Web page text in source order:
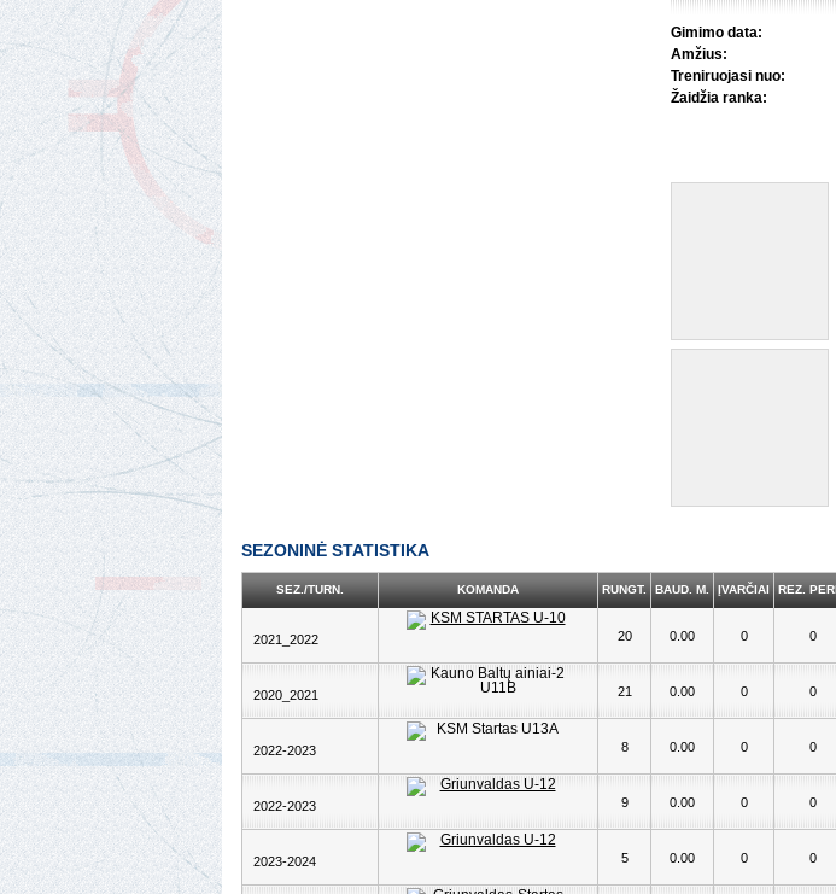
Gimimo data:
Amžius:
Treniruojasi nuo:
Žaidžia ranka:
SEZONINĖ STATISTIKA
SEZ./TURN. KOMANDA RUNGT. BAUD. M. ĮVARČIAI REZ.
2021_2022 20 0.00 0 0
2020_2021 21 0.00 0 0
2022-2023 8 0.00 0 0
2022-2023 9 0.00 0 0
2023-2024 5 0.00 0 0